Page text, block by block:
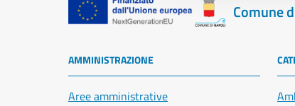
Comune
AMMINISTRAZIONE
Aree amministrative